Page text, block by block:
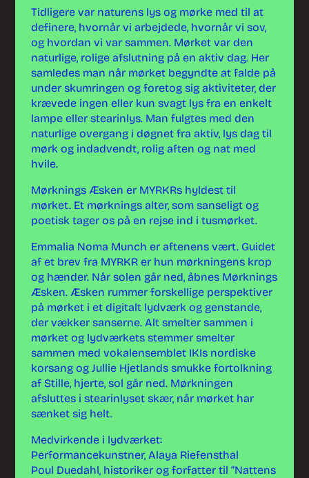
Tidligere var naturens lys og mørke med til at
definere, hvornår vi arbejdede, hvornår vi sov,
og hvordan vi var sammen. Mørket var den
naturlige, rolige afslutning på en aktiv dag. Her
samledes man når mørket begyndte at falde på
under skumringen og foretog sig aktiviteter, der
krævede ingen eller kun svagt lys fra en enkelt
lampe eller stearinlys. Man fulgtes med den
naturlige overgang i døgnet fra aktiv, lys dag til
mørk og indadvendt, rolig aften og nat med
hvile.
Mørknings Æsken er MYRKRs hyldest til
mørket. Et mørknings alter, som sanseligt og
poetisk tager os på en rejse ind i tusmørket.
Emmalia Noma Munch er aftenens vært. Guidet
af et brev fra MYRKR er hun mørkningens krop
og hænder. Når solen går ned, åbnes Mørknings
Æsken. Æsken rummer forskellige perspektiver
på mørket i et digitalt lydværk og genstande,
der vækker sanserne. Alt smelter sammen i
mørket og lydværkets stemmer smelter
sammen med vokalensemblet IKIs nordiske
korsang og Jullie Hjetlands smukke fortolkning
af Stille, hjerte, sol går ned. Mørkningen
afsluttes i stearinlyset skær, når mørket har
sænket sig helt.
Medvirkende i lydværket:
Performancekunstner, Alaya Riefensthal
Poul Duedahl, historiker og forfatter til “Nattens